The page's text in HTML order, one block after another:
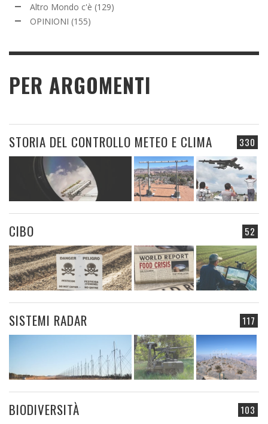
Altro Mondo c'è (129)
OPINIONI (155)
PER ARGOMENTI
330
STORIA DEL CONTROLLO METEO E CLIMA
52
CIBO
117
SISTEMI RADAR
103
BIODIVERSITÀ